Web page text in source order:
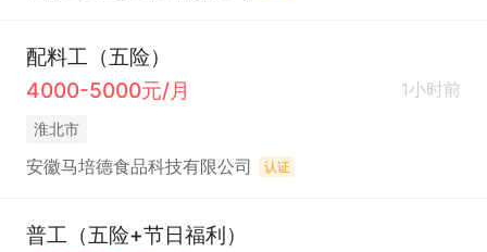
配料工（五险）
4000-5000元/月
1小时前
淮北市
安徽马培德食品科技有限公司 认证
普工（五险+节日福利）